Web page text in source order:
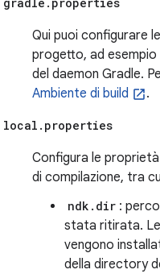
Qui puoi configurare
progetto, ad esempio
del daemon Gradle.
Ambiente di build
.
local.properties
Configura le
di compilazione, tra
ndk.dir :
stata ritirata.
vengono
della directory